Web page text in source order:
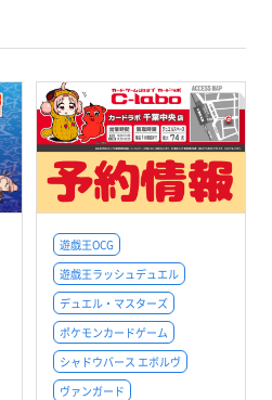
遊戯王OCG
遊戯王ラッシュデュエル
デュエル・マスターズ
ポケモンカードゲーム
シャドウバース エボルヴ
ヴァンガード